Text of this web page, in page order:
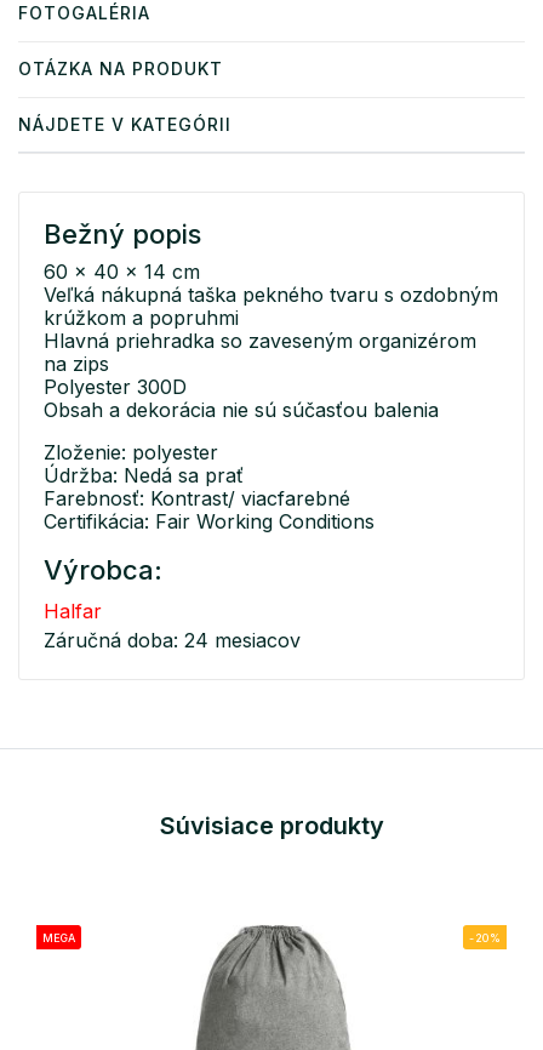
FOTOGALÉRIA
OTÁZKA NA PRODUKT
NÁJDETE V KATEGÓRII
Bežný popis
60 x 40 x 14 cm
Veľká nákupná taška pekného tvaru s ozdobným
krúžkom a popruhmi
Hlavná priehradka so zaveseným organizérom
na zips
Polyester 300D
Obsah a dekorácia nie sú súčasťou balenia
Zloženie: polyester
Údržba: Nedá sa prať
Farebnosť: Kontrast/ viacfarebné
Certifikácia: Fair Working Conditions
Výrobca:
Halfar
Záručná doba: 24 mesiacov
Súvisiace produkty
MEGA -20%